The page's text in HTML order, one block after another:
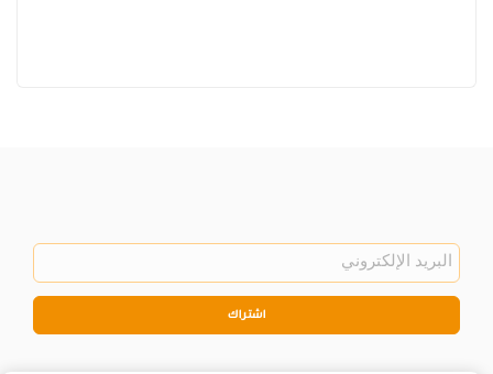
اشتراك